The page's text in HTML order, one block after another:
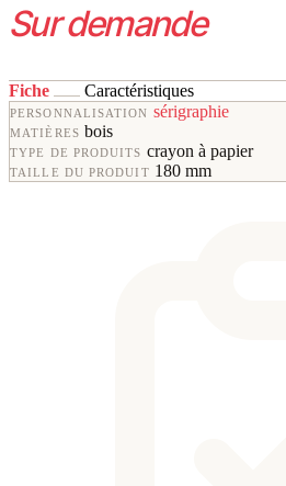
Sur demande
Fiche Caractéristiques
PERSONNALISATION sérigraphie
MATIÈRES bois
TYPE DE PRODUITS crayon à papier
TAILLE DU PRODUIT 180 mm